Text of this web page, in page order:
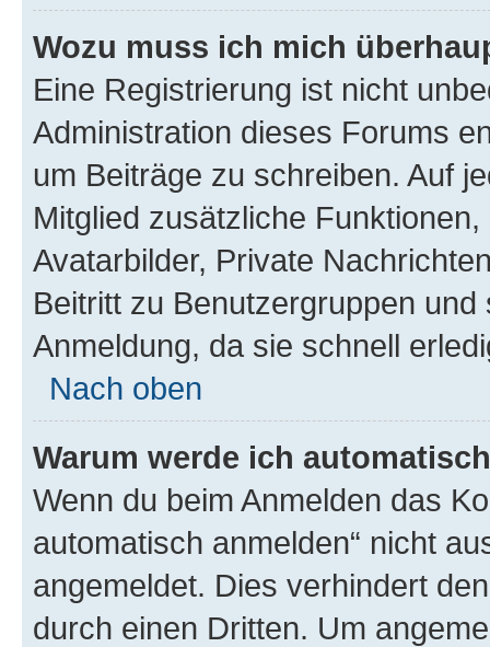
Wozu muss ich mich
Eine Registrierung ist nicht
Administration dieses Forums
um Beiträge zu schreiben. Auf
Mitglied zusätzliche
Avatarbilder, Private
Beitritt zu Benutzergruppen
Anmeldung, da sie schnell
Nach oben
Warum werde ich
Wenn du beim Anmelden das
automatisch anmelden“ nicht
angemeldet. Dies verhindert
durch einen Dritten. Um